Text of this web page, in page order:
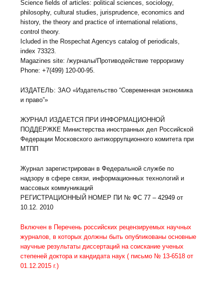
Science fields of articles: political sciences, sociology,
philosophy, cultural studies, jurisprudence, economics and
history, the theory and practice of international relations,
control theory.
Icluded in the Rospechat Agencys catalog of periodicals,
index 73323.
Magazines site: /журналы/Противодействие терроризму
Phone: +7(499) 120-00-95.
ИЗДАТЕЛЬ: ЗАО «Издательство “Современная экономика
и право”»
ЖУРНАЛ ИЗДАЕТСЯ ПРИ ИНФОРМАЦИОННОЙ
ПОДДЕРЖКЕ Министерства иностранных дел Российской
Федерации Московского антикоррупционного комитета при
МТПП
Журнал зарегистрирован в Федеральной службе по
надзору в сфере связи, информационных технологий и
массовых коммуникаций
РЕГИСТРАЦИОННЫЙ НОМЕР ПИ № ФС 77 – 42949 от
10.12. 2010
Включен в Перечень российских рецензируемых научных
журналов, в которых должны быть опубликованы основные
научные результаты диссертаций на соискание ученых
степеней доктора и кандидата наук ( письмо № 13-6518 от
01.12.2015 г.)